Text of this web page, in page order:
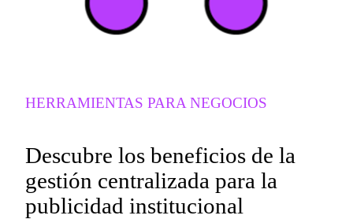
HERRAMIENTAS PARA NEGOCIOS
Descubre los beneficios de la
gestión centralizada para la
publicidad institucional